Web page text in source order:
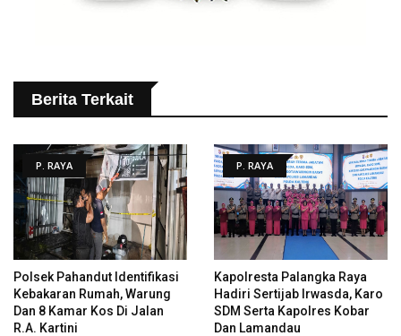
Berita Terkait
P. RAYA
Polsek Pahandut Identifikasi
Kebakaran Rumah, Warung
Dan 8 Kamar Kos Di Jalan
R.A. Kartini
P. RAYA
Kapolresta Palangka Raya
Hadiri Sertijab Irwasda, Karo
SDM Serta Kapolres Kobar
Dan Lamandau